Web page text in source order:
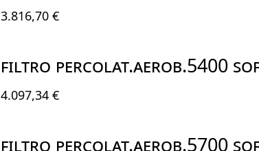
3.816,70 €
FILTRO PERCOLAT.AEROB.5400
4.097,34 €
FILTRO PERCOLAT.AEROB.5700